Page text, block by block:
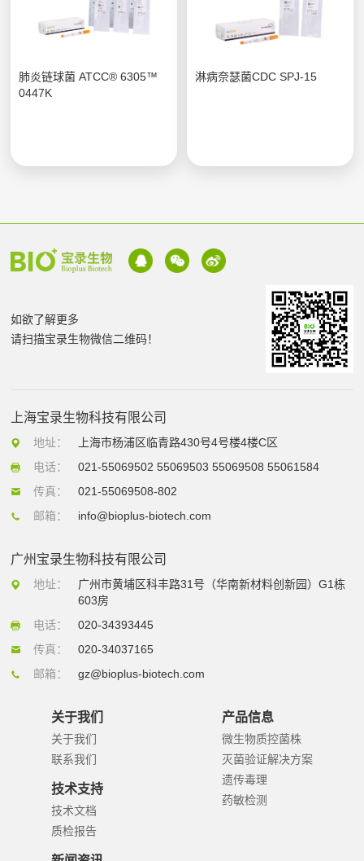
肺炎链球菌 ATCC® 6305™
0447K
淋病奈瑟菌CDC SPJ-15
如欲了解更多
请扫描宝录生物微信二维码！
上海宝录生物科技有限公司
地址：
上海市杨浦区临青路430号4号楼4楼C区
电话：
021-55069502 55069503 55069508 55061584
传真：
021-55069508-802
邮箱：
info@bioplus-biotech.com
广州宝录生物科技有限公司
地址：
广州市黄埔区科丰路31号（华南新材料创新园）G1栋
603房
电话：
020-34393445
传真：
020-34037165
邮箱：
gz@bioplus-biotech.com
关于我们
关于我们
联系我们
技术支持
技术文档
质检报告
产品信息
微生物质控菌株
灭菌验证解决方案
遗传毒理
药敏检测